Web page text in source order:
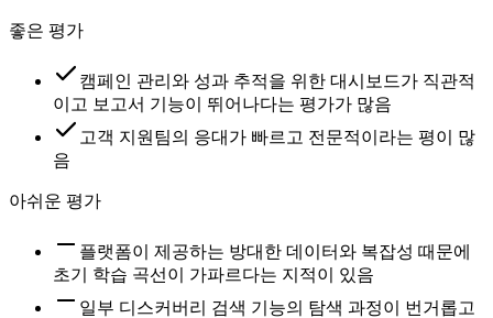
좋은 평가
캠페인 관리와 성과 추적을 위한 대시보드가 직관적
이고 보고서 기능이 뛰어나다는 평가가 많음
고객 지원팀의 응대가 빠르고 전문적이라는 평이 많
음
아쉬운 평가
플랫폼이 제공하는 방대한 데이터와 복잡성 때문에
초기 학습 곡선이 가파르다는 지적이 있음
일부 디스커버리 검색 기능의 탐색 과정이 번거롭고